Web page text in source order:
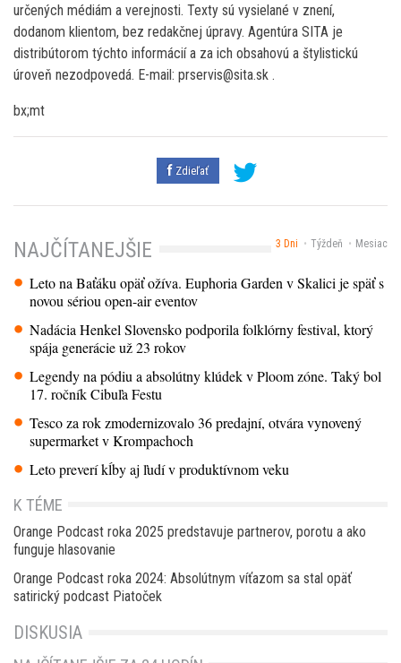
určených médiám a verejnosti. Texty sú vysielané v znení,
dodanom klientom, bez redakčnej úpravy. Agentúra SITA je
distribútorom týchto informácií a za ich obsahovú a štylistickú
úroveň nezodpovedá. E-mail: prservis@sita.sk .
bx;mt
Zdieľať
3 Dni Týždeň Mesiac
NAJČÍTANEJŠIE
Leto na Baťáku opäť ožíva. Euphoria Garden v Skalici je späť s
novou sériou open-air eventov
Nadácia Henkel Slovensko podporila folklórny festival, ktorý
spája generácie už 23 rokov
Legendy na pódiu a absolútny klúdek v Ploom zóne. Taký bol
17. ročník Cibuľa Festu
Tesco za rok zmodernizovalo 36 predajní, otvára vynovený
supermarket v Krompachoch
Leto preverí kĺby aj ľudí v produktívnom veku
K TÉME
Orange Podcast roka 2025 predstavuje partnerov, porotu a ako
funguje hlasovanie
Orange Podcast roka 2024: Absolútnym víťazom sa stal opäť
satirický podcast Piatoček
DISKUSIA